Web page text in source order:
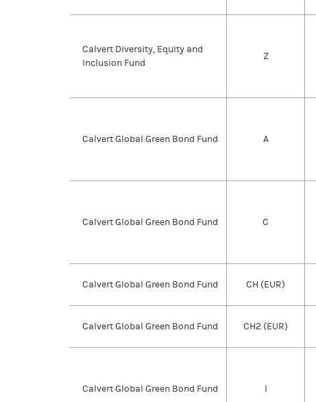
Calvert Diversity, Equity and
Inclusion Fund
Z
Calvert Global Green Bond Fund A
Calvert Global Green Bond Fund C
Calvert Global Green Bond Fund CH (EUR)
Calvert Global Green Bond Fund CH2 (EUR)
Calvert Global Green Bond Fund I